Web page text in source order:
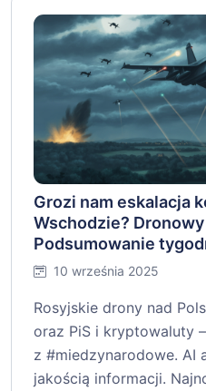
Grozi nam eskalacja
Wschodzie?
Podsumowanie
10 września 2025
Rosyjskie drony nad
oraz PiS i kryptowaluty
z #miedzynarodowe. AI
jakością informacji.